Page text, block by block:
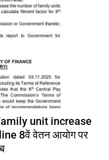
unit increase
8वें वेतन आयोग पर